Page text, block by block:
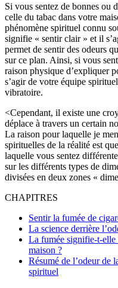
Si vous sentez de bonnes ou
celle du tabac dans votre
phénomène spirituel connu
signifie « sentir clair » et il
permet de sentir des odeurs
sur ce plan. Ainsi, si vous
raison physique d’expliquer
s’agir de votre équipe
vibratoire.
<Cependant, il existe une
déplace à travers un certain
La raison pour laquelle je
spirituelles de la réalité est
laquelle vous sentez
sur les différents types de
divisées en deux zones «
CHAPITRES
Sentir la fumée de
La science derrière
La fumée signifie-t-elle
maison ?
Résumé de l’odeur de
spirituel